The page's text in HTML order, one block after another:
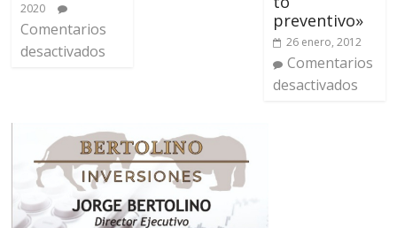
2020
Comentarios
desactivados
preventivo»
26 enero, 2012
Comentarios
desactivados